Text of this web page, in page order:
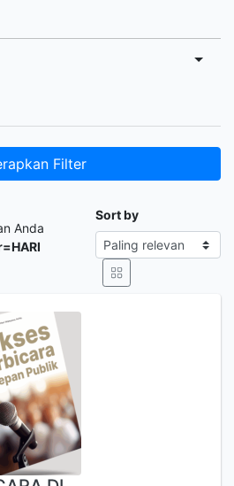
Filter
Anda
Sort by